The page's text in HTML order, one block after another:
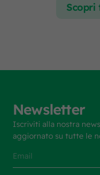
Scopri
Newsletter
Iscriviti alla nostra
aggiornato su tutte le